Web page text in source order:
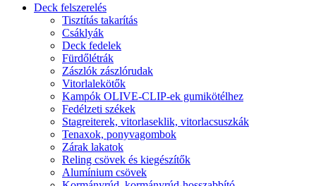
Deck felszerelés
Tisztítás takarítás
Csáklyák
Deck fedelek
Fürdőlétrák
Zászlók zászlórudak
Vitorlalekötők
Kampók OLIVE-CLIP-ek gumikötélhez
Fedélzeti székek
Stagreiterek, vitorlaseklik, vitorlacsuszkák
Tenaxok, ponyvagombok
Zárak lakatok
Reling csövek és kiegészítők
Alumínium csövek